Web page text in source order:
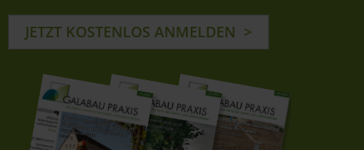
JETZT KOSTENLOS ANMELDEN